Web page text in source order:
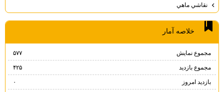
نقاشي ماهي
خلاصه آمار
مجموع نمایش‌ ۵۷۷
مجموع بازدید ۴۲۵
بازدید امروز ۰